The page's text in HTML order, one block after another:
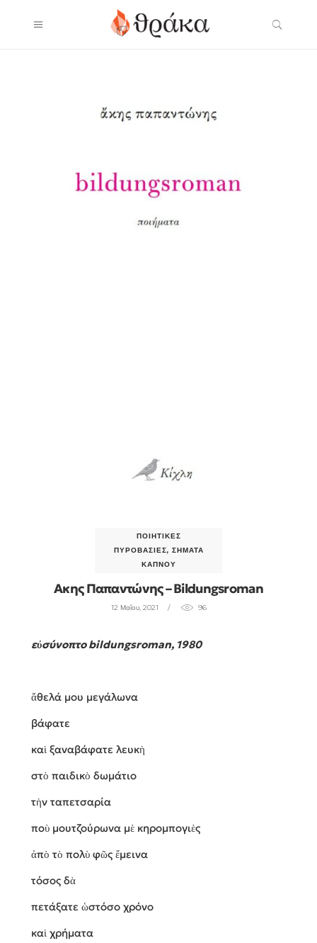
ΠΟΙΗΤΙΚΈΣ
ΠΥΡΟΒΑΣΊΕΣ, ΣΉΜΑΤΑ
ΚΑΠΝΟΎ
Ακης Παπαντώνης – Bildungsroman
12 Μαΐου, 2021 96
εὐσύνοπτο bildungsroman, 1980
ἄθελά μου μεγάλωνα
βάφατε
καὶ ξαναβάφατε λευκὴ
στὸ παιδικὸ δωμάτιο
τὴν ταπετσαρία
ποὺ μουτζούρωνα μὲ κηρομπογιὲς
ἀπὸ τὸ πολὺ φῶς ἔμεινα
τόσος δὰ
πετάξατε ὡστόσο χρόνο
καὶ χρήματα